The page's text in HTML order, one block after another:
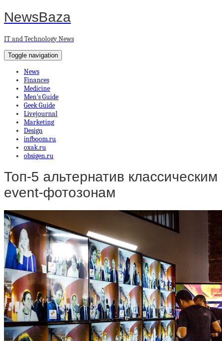
NewsBaza
IT and Technology News
Toggle navigation
News
Finances
Medicine
Men’s Guide
Geek Guide
Livejournal
Marketing
Design
infboom.ru
oxak.ru
obsigen.ru
Топ-5 альтернатив классическим
event-фотозонам